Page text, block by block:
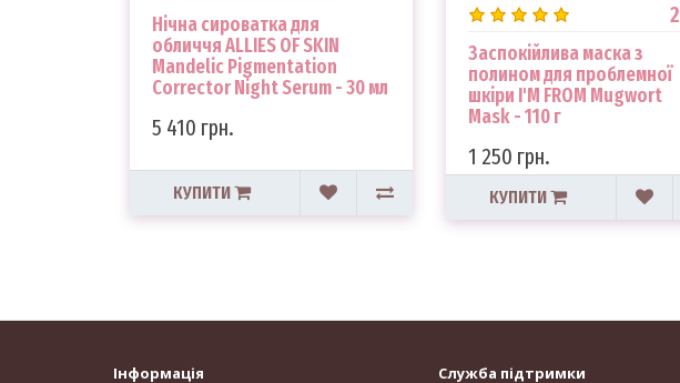
Нічна сироватка для
обличчя ALLIES OF SKIN
Mandelic Pigmentation
Corrector Night Serum - 30 мл
5 410 грн.
КУПИТИ
2
Заспокійлива маска з
полином для проблемної
шкіри I'M FROM Mugwort
Mask - 110 г
1 250 грн.
КУПИТИ
Інформація Служба підтримки